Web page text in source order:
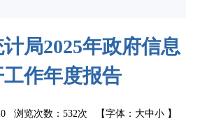
局2025年政府信息
作年度报告
浏览次数： 532次 【字体： 大中小】